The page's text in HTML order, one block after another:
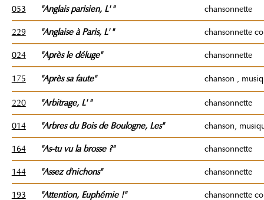
053 "Anglais parisien, L'" chansonnette
229 "Anglaise à Paris, L'" chansonnette
024 "Après le déluge" chansonnette
175 "Après sa faute" chanson ,
220 "Arbitrage, L'" chansonnette
014 "Arbres du Bois de Boulogne, Les" chanson,
164 "As-tu vu la brosse ?" chansonnette
144 "Assez d'nichons" chansonnette
193 "Attention, Euphémie !" chansonnette